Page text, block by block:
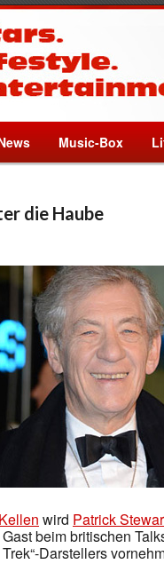
Music-Box
die Haube
wird Patrick
beim britischen
Darstellers